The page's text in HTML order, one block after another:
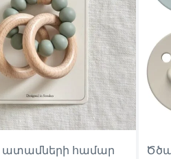
ատամների համար